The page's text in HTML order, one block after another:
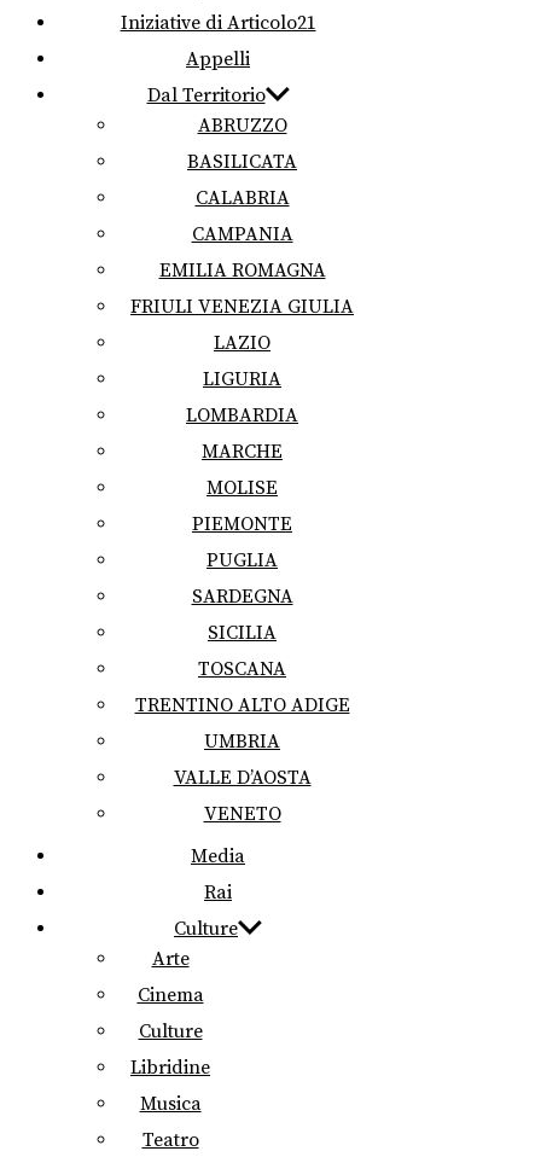
Iniziative di Articolo21
Appelli
Dal Territorio
ABRUZZO
BASILICATA
CALABRIA
CAMPANIA
EMILIA ROMAGNA
FRIULI VENEZIA GIULIA
LAZIO
LIGURIA
LOMBARDIA
MARCHE
MOLISE
PIEMONTE
PUGLIA
SARDEGNA
SICILIA
TOSCANA
TRENTINO ALTO ADIGE
UMBRIA
VALLE D’AOSTA
VENETO
Media
Rai
Culture
Arte
Cinema
Culture
Libridine
Musica
Teatro